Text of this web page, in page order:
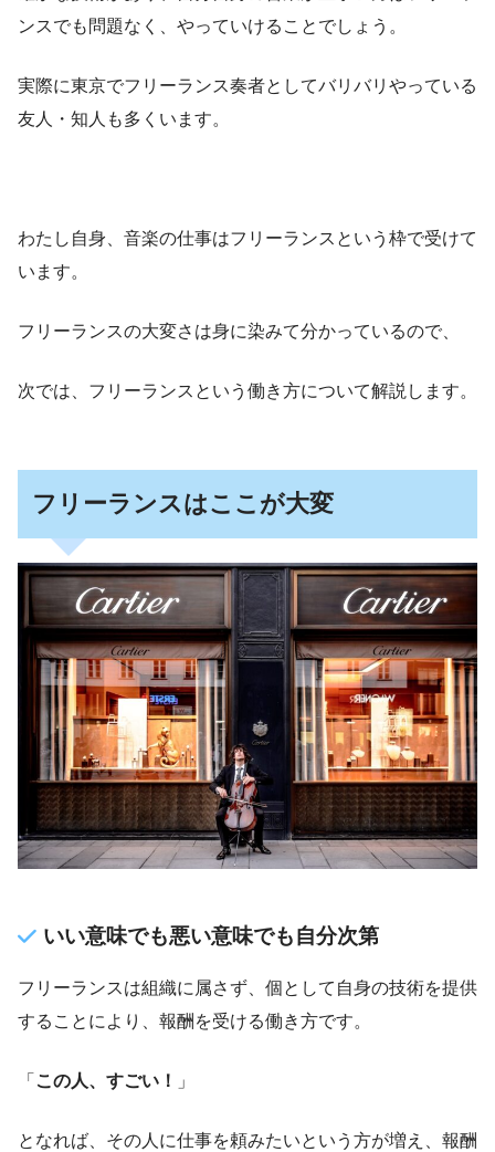
ンスでも問題なく、やっていけることでしょう。
実際に東京でフリーランス奏者としてバリバリやっている
友人・知人も多くいます。
わたし自身、音楽の仕事はフリーランスという枠で受けて
います。
フリーランスの大変さは身に染みて分かっているので、
次では、フリーランスという働き方について解説します。
フリーランスはここが大変
いい意味でも悪い意味でも自分次第
フリーランスは組織に属さず、個として自身の技術を提供
することにより、報酬を受ける働き方です。
「 この人、すごい！ 」
となれば、その人に仕事を頼みたいという方が増え、報酬